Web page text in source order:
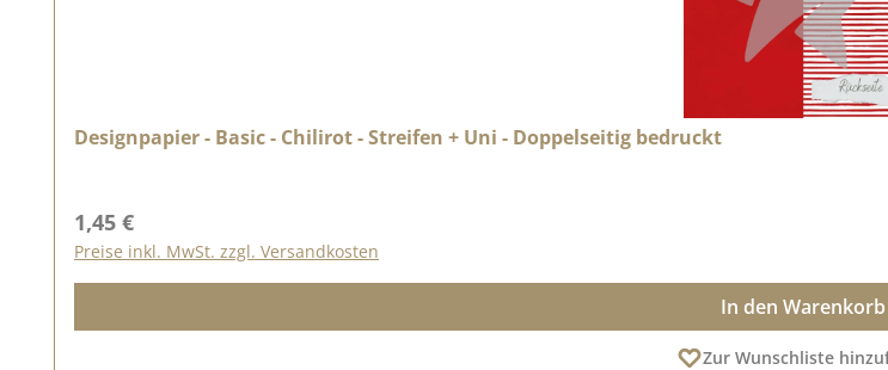
Designpapier - Basic - Chilirot - Streifen + Uni - Doppelseitig bedruckt
Regulärer Preis:
1,45 €
Preise inkl. MwSt. zzgl. Versandkosten
In den Warenkorb
Zur Wunschliste